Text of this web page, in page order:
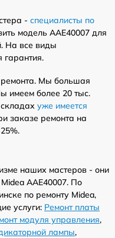
- специалисты по
модель AAE40007 для
На все виды
гарантия.
Мы большая
имеем более 20 тыс.
уже имеется
заказе ремонта на
наших мастеров - они
AAE40007. По
по ремонту Midea,
услуги: Ремонт платы
модуля управления,
лампы,